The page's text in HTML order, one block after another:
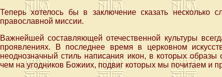
Теперь хотелось бы в заключение сказать несколько
православной миссии.
Важнейшей составляющей отечественной культуры
проявлениях. В последнее время в церковном
неоднозначный стиль написания икон, в которых
чем на угодников Божиих, подвиг которых мы почитаем и